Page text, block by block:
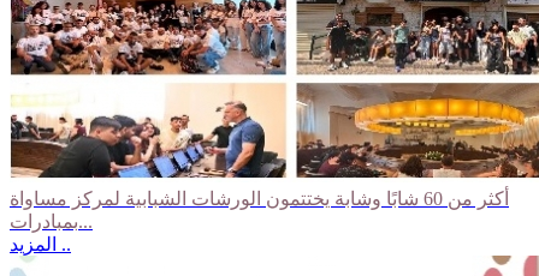
أكثر من 60 شابًا وشابة يختتمون الورشات الشبابية لمركز مساواة
بمبادرات...
المزيد ..